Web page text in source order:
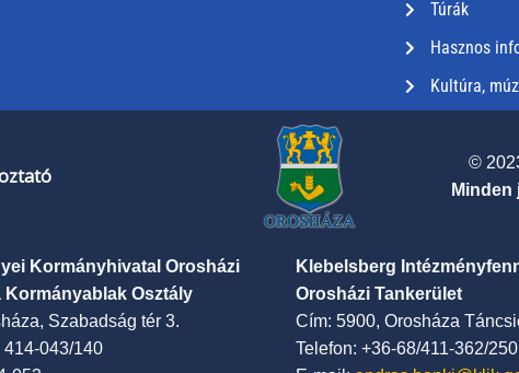
Túrák
Hasznos
Kultúra,
©
Minden
Kormányhivatal Orosházi
Kormányablak Osztály
Szabadság tér 3.
414-043/140
Klebelsberg
Orosházi Tankerület
Cím: 5900, Orosháza
Telefon: +36-68/411-362/